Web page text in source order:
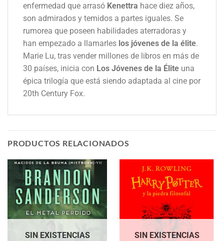
enfermedad que arrasó Kenettra hace diez años,
son admirados y temidos a partes iguales. Se
rumorea que poseen habilidades aterradoras y
han empezado a llamarles los jóvenes de la élite.
Marie Lu, tras vender millones de libros en más de
30 países, inicia con Los Jóvenes de la Élite una
épica trilogía que está siendo adaptada al cine por
20th Century Fox.
PRODUCTOS RELACIONADOS
SIN EXISTENCIAS SIN EXISTENCIAS